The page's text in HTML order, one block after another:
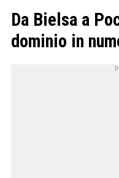
Da Bielsa a
dominio in